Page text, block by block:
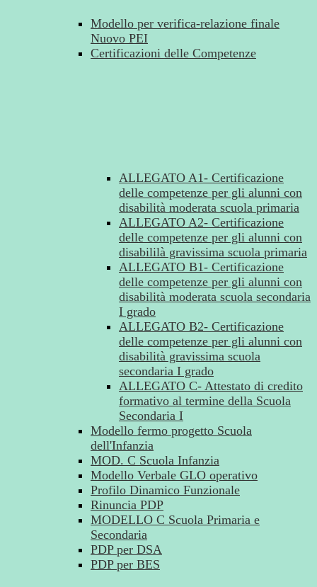
Modello per verifica-relazione finale
Nuovo PEI
Certificazioni delle Competenze
ALLEGATO A1- Certificazione
delle competenze per gli alunni con
disabilità moderata scuola primaria
ALLEGATO A2- Certificazione
delle competenze per gli alunni con
disabililà gravissima scuola primaria
ALLEGATO B1- Certificazione
delle competenze per gli alunni con
disabilità moderata scuola secondaria
I grado
ALLEGATO B2- Certificazione
delle competenze per gli alunni con
disabilità gravissima scuola
secondaria I grado
ALLEGATO C- Attestato di credito
formativo al termine della Scuola
Secondaria I
Modello fermo progetto Scuola
dell'Infanzia
MOD. C Scuola Infanzia
Modello Verbale GLO operativo
Profilo Dinamico Funzionale
Rinuncia PDP
MODELLO C Scuola Primaria e
Secondaria
PDP per DSA
PDP per BES